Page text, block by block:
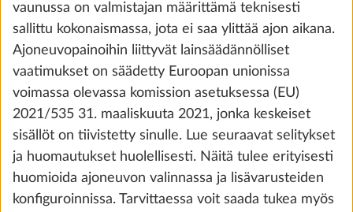
Korotettu kokonaismassa 1.800 kg,
teknisillä muutoksilla
21,7 kg
vaunussa on valmistajan määrittämä teknisesti
sallittu kokonaismassa, jota ei saa ylittää ajon aikana.
Ajoneuvopainoihin liittyvät lainsäädännölliset
vaatimukset on säädetty Euroopan unionissa
voimassa olevassa komission asetuksessa (EU)
2021/535 31. maaliskuuta 2021, jonka keskeiset
sisällöt on tiivistetty sinulle. Lue seuraavat selitykset
ja huomautukset huolellisesti. Näitä tulee erityisesti
huomioida ajoneuvon valinnassa ja lisävarusteiden
konfiguroinnissa. Tarvittaessa voit saada tukea myös